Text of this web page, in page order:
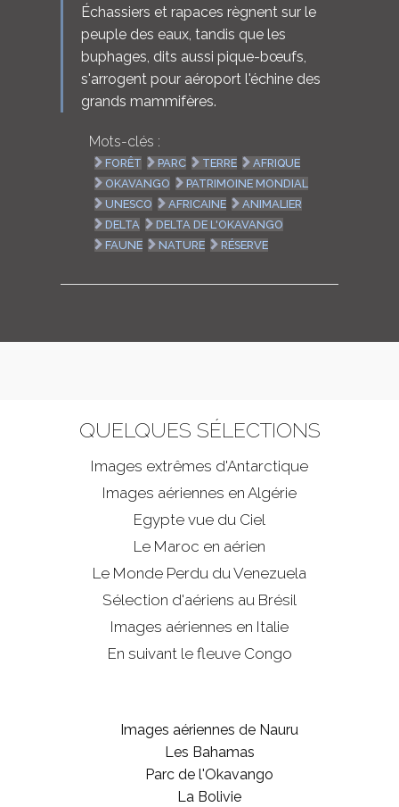
Échassiers et rapaces règnent sur le
peuple des eaux, tandis que les
buphages, dits aussi pique-bœufs,
s'arrogent pour aéroport l'échine des
grands mammifères.
Mots-clés :
FORÊT PARC TERRE
AFRIQUE
OKAVANGO
PATRIMOINE MONDIAL
UNESCO
AFRICAINE
ANIMALIER
DELTA
DELTA DE L'OKAVANGO
FAUNE
NATURE RÉSERVE
QUELQUES SÉLECTIONS
Images extrêmes d'Antarctique
Images aériennes en Algérie
Egypte vue du Ciel
Le Maroc en aérien
Le Monde Perdu du Venezuela
Sélection d'aériens au Brésil
Images aériennes en Italie
En suivant le fleuve Congo
Images aériennes de Nauru
Les Bahamas
Parc de l'Okavango
La Bolivie